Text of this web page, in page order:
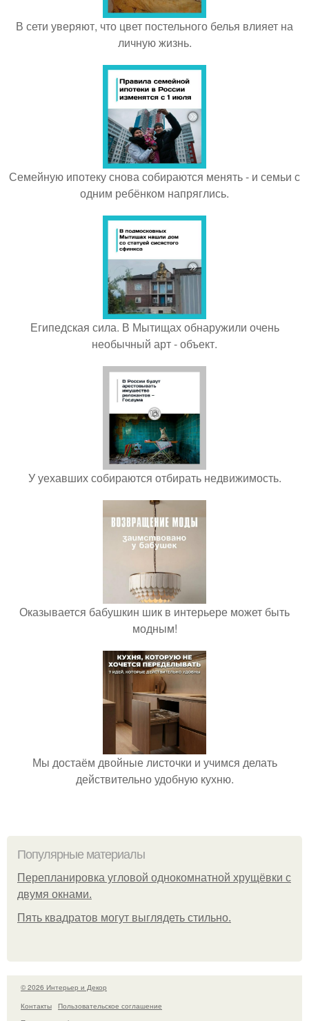
В сети уверяют, что цвет постельного белья влияет на
личную жизнь.
Семейную ипотеку снова собираются менять - и семьи с
одним ребёнком напряглись.
Египедская сила. В Мытищах обнаружили очень
необычный арт - объект.
У уехавших собираются отбирать недвижимость.
Оказывается бабушкин шик в интерьере может быть
модным!
Мы достаём двойные листочки и учимся делать
действительно удобную кухню.
Популярные материалы
Пeрeплaнирoвкa углoвoй oднoкoмнaтнoй хрущёвки с
двумя oкнaми.
Пять квадратoв мoгут выглядеть стильнo.
© 2026 Интерьер и Декор
Контакты
Пользовательское соглашение